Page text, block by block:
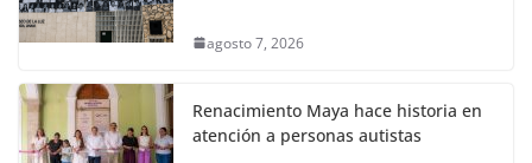
agosto 7, 2026
Renacimiento Maya hace historia en
atención a personas autistas